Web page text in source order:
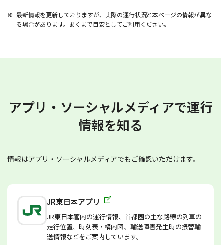
最新情報を更新しておりますが、実際の運行状況と本ページの情報が異な
る場合があります。あくまで目安としてご利用ください。
アプリ・ソーシャルメディアで運行
情報を知る
情報はアプリ・ソーシャルメディアでもご確認いただけます。
JR東日本アプリ
JR東日本管内の運行情報、首都圏の主な路線の列車の
走行位置、時刻表・構内図、輸送障害発生時の振替輸
送情報などをご案内しています。